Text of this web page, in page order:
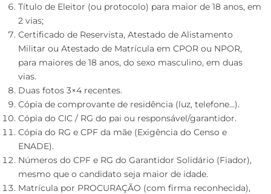
Título de Eleitor (ou protocolo) para maior de 18 anos, em
2 vias;
Certificado de Reservista, Atestado de Alistamento
Militar ou Atestado de Matrícula em CPOR ou NPOR,
para maiores de 18 anos, do sexo masculino, em duas
vias.
Duas fotos 3×4 recentes.
Cópia de comprovante de residência (luz, telefone…).
Cópia do CIC / RG do pai ou responsável/garantidor.
Cópia do RG e CPF da mãe (Exigência do Censo e
ENADE).
Números do CPF e RG do Garantidor Solidário (Fiador),
mesmo que o candidato seja maior de idade.
Matrícula por PROCURAÇÃO (com firma reconhecida),